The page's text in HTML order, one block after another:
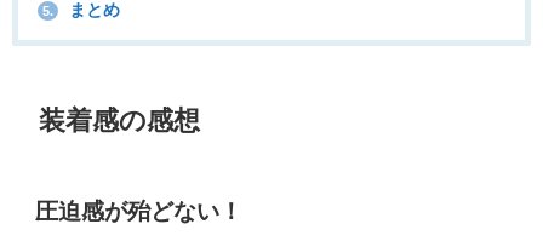
5. まとめ
装着感の感想
圧迫感が殆どない！